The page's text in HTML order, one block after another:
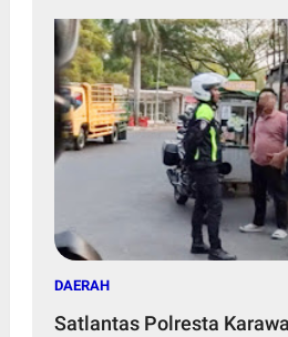
DAERAH
Satlantas Polresta